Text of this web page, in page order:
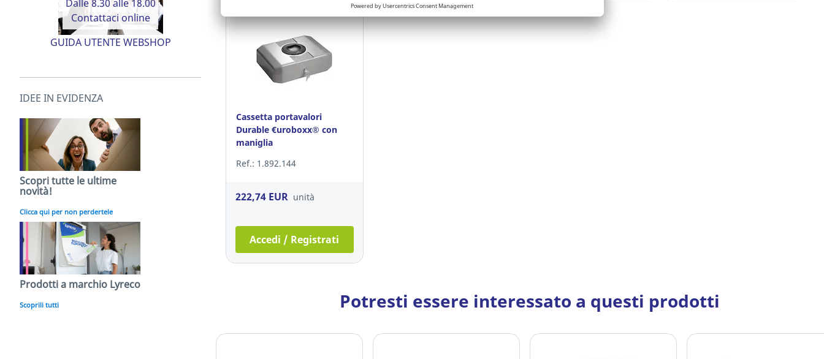
Dalle 8.30 alle 18.00
Contattaci online
GUIDA UTENTE WEBSHOP
IDEE IN EVIDENZA
Scopri tutte le ultime
novità!
Clicca qui per non perdertele
Prodotti a marchio Lyreco
Scoprili tutti
Cassetta portavalori
Durable €uroboxx® con
maniglia
Ref.: 1.892.144
222,74 EUR unità
Accedi / Registrati
Potresti essere interessato a questi prodotti